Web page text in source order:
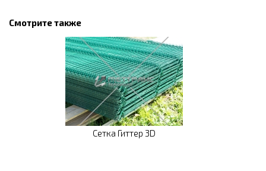
Смотрите также
Сетка Гиттер 3D